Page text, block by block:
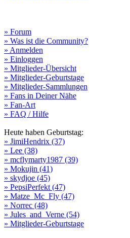
» Forum
» Was ist die Community?
» Anmelden
» Einloggen
» Mitglieder-Übersicht
» Mitglieder-Geburtstage
» Mitglieder-Sammlungen
» Fans in Deiner Nähe
» Fan-Art
» FAQ / Hilfe
Heute haben Geburtstag:
» JimiHendrix (37)
» Lee (38)
» mcflymarty1987 (39)
» Mokujin (41)
» skydjoe (45)
» PepsiPerfekt (47)
» Matze_Mc_Fly (47)
» Norrec (48)
» Jules_and_Verne (54)
» Mitglieder-Geburtstage